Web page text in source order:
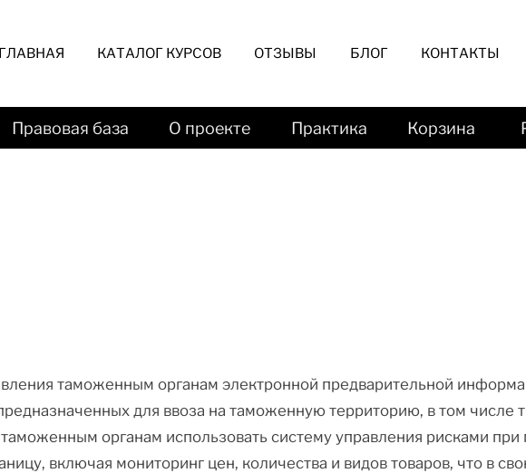
ГЛАВНАЯ КАТАЛОГ КУРСОВ ОТЗЫВЫ БЛОГ КОНТАКТЫ
Правовая база О проекте Практика Корзина
таможенным органам электронной предварительной
для ввоза на таможенную территорию, в том числе
органам использовать систему управления рисками
включая мониторинг цен, количества и видов товаров, что в